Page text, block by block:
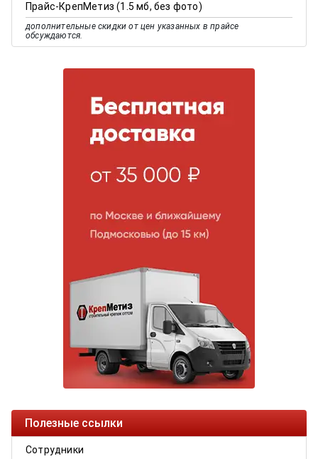
Прайс-КрепМетиз (1.5 мб, без фото)
дополнительные скидки от цен указанных в прайсе
обсуждаются.
Полезные ссылки
Сотрудники